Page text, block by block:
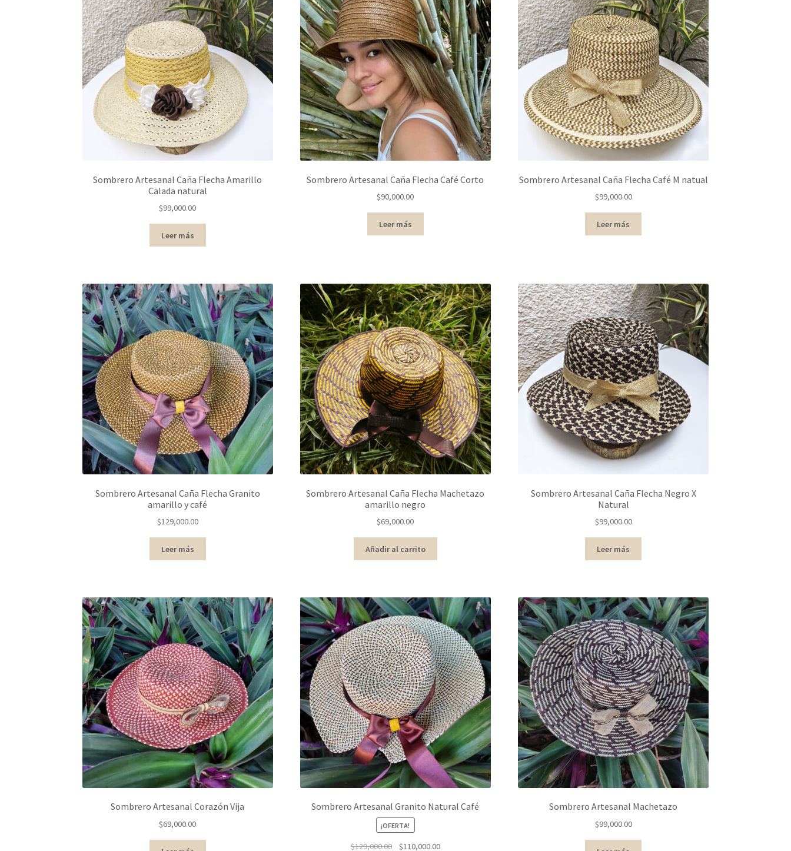
Sombrero Artesanal Caña Flecha Amarillo
Calada natural
$99,000.00
Leer más
Sombrero Artesanal Caña Flecha Café Corto
$90,000.00
Leer más
Sombrero Artesanal Caña Flecha Café M natual
$99,000.00
Leer más
Sombrero Artesanal Caña Flecha Granito
amarillo y café
$129,000.00
Leer más
Sombrero Artesanal Caña Flecha Machetazo
amarillo negro
$69,000.00
Añadir al carrito
Sombrero Artesanal Caña Flecha Negro X
Natural
$99,000.00
Leer más
Sombrero Artesanal Corazón Vija
$69,000.00
Sombrero Artesanal Granito Natural Café
¡OFERTA!
$129,000.00 $110,000.00El
Sombrero Artesanal Machetazo
$99,000.00